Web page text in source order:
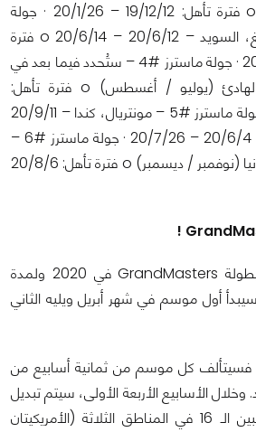
20/3/20 – 20/3/22 o فترة تأهل: 19/12/12 – 20/1/26 · جولة
ماسترز #3 – يونشوبينغ، السويد – 20/6/12 – 20/6/14 o فترة
تأهل: 20/2/6 – 20/3/29 · جولة ماسترز #4 – ستُحدد فيما بعد في
منطقة آسيا والمحيط الهادئ (يوليو / أغسطس) o فترة تأهل:
20/4/2 – 20/5/24 · جولة ماسترز #5 – مونتريال، كندا – 20/9/11
– 20/9/13 o فترة تأهل: 20/6/4 – 20/7/26 · جولة ماسترز #6 –
ستُحدد فيما بعد في إسبانيا (نوفمبر / ديسمبر) o فترة تأهل: 20/8/6
على صعيد آخر ستعود بطولة GrandMasters في 2020 ولمدة
أول موسم في شهر أبريل ويليه الثاني
فسيتألف كل موسم من ثمانية أسابيع من
الأسابيع الأربعة الأولى، سيتم تبديل
التشكيلة مع جميع اللاعبين الـ 16 في المناطق الثلاثة (الأمريكيتان